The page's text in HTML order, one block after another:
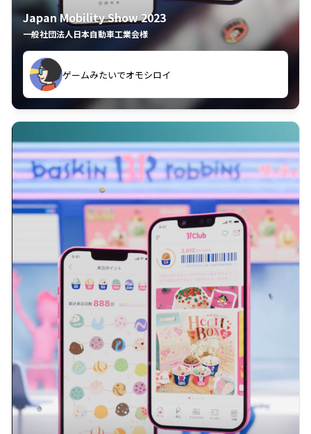
Japan Mobility Show 2023
一般社団法人日本自動車工業会様
ゲームみたいでオモシロイ
久々のモーターショーがアプリでもっと楽しめました